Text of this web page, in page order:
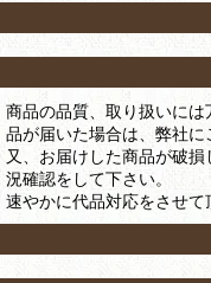
商品の品質、取り扱いに
品が届いた場合は、弊社に
又、お届けした商品が破
況確認をして下さい。
速やかに代品対応をさせて